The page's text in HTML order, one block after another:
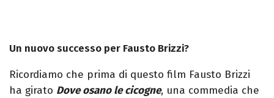
Un nuovo successo per Fausto Brizzi?
Ricordiamo che prima di questo film Fausto Brizzi
ha girato Dove osano le cicogne, una commedia che